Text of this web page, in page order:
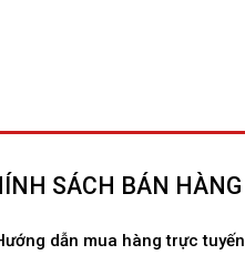
SÁCH BÁN HÀNG
ng dẫn mua hàng trực tuyến